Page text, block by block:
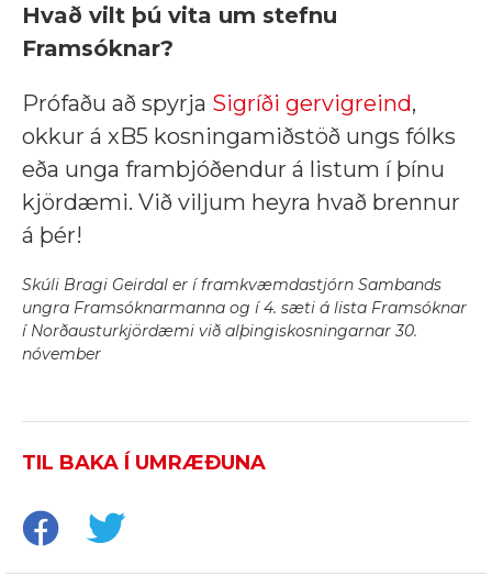
Hvað vilt þú vita um stefnu
Framsóknar?
Prófaðu að spyrja Sigríði gervigreind,
okkur á xB5 kosningamiðstöð ungs fólks
eða unga frambjóðendur á listum í þínu
kjördæmi. Við viljum heyra hvað brennur
á þér!
Skúli Bragi Geirdal er í framkvæmdastjórn Sambands
ungra Framsóknarmanna og í 4. sæti á lista Framsóknar
í Norðausturkjördæmi við alþingiskosningarnar 30.
nóvember
TIL BAKA Í UMRÆÐUNA